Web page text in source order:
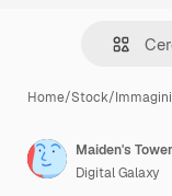
Home/Stock/Immagini
Digital Galaxy